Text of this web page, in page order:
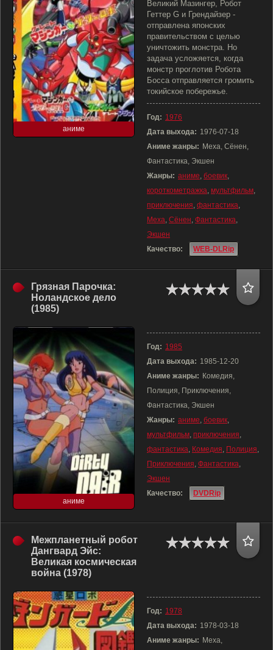
аниме
Великий Мазингер, Робот
Геттер G и Грендайзер -
отправлена японских
правительством с целью
уничтожить монстра. Но
задача усложяется, когда
монстр проглотив Робота
Босса отправляется громить
токийское побережье.
Год: 1976
Дата выхода: 1976-07-18
Аниме жанры: Меха, Сёнен,
Фантастика, Экшен
Жанры: аниме, боевик,
короткометражка, мультфильм,
приключения, фантастика,
Меха, Сёнен, Фантастика,
Экшен
Качество:
WEB-DLRip
Грязная Парочка:
Ноландское дело
(1985)
аниме
Год: 1985
Дата выхода: 1985-12-20
Аниме жанры: Комедия,
Полиция, Приключения,
Фантастика, Экшен
Жанры: аниме, боевик,
мультфильм, приключения,
фантастика, Комедия, Полиция,
Приключения, Фантастика,
Экшен
Качество:
DVDRip
Межпланетный робот
Дангвард Эйс:
Великая космическая
война (1978)
Год: 1978
Дата выхода: 1978-03-18
Аниме жанры: Меха,